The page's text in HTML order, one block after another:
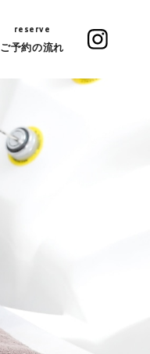
reserve
ご予約の流れ